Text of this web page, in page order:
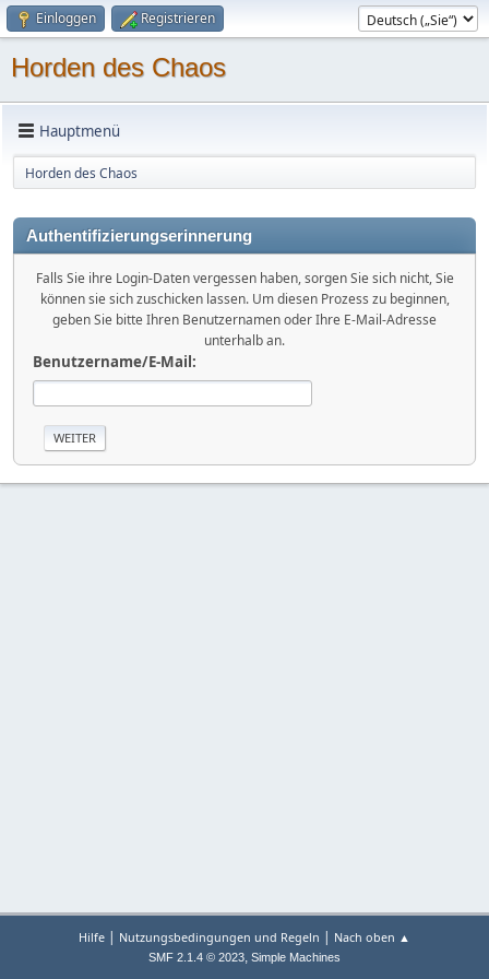
Einloggen Registrieren
Horden des Chaos
Hauptmenü
Horden des Chaos
Authentifizierungserinnerung
Falls Sie ihre Login-Daten vergessen haben, sorgen Sie sich nicht, Sie
können sie sich zuschicken lassen. Um diesen Prozess zu beginnen,
geben Sie bitte Ihren Benutzernamen oder Ihre E-Mail-Adresse
unterhalb an.
Benutzername/E-Mail:
Hilfe | Nutzungsbedingungen und Regeln | Nach oben ▲
SMF 2.1.4 © 2023, Simple Machines